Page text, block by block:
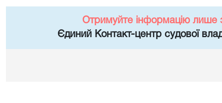
Отримуйте інформацію лише
Єдиний Контакт-центр судової